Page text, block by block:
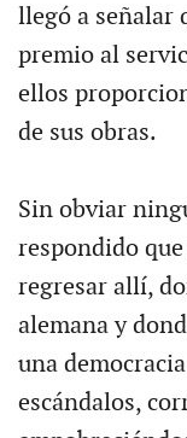
llegó a señalar
premio al
ellos
de sus obras.
Sin obviar
respondido
regresar allí,
alemana y
una
escándalos,